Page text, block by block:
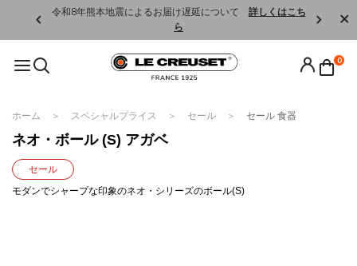
令和8年熊本地震によるお届け遅延について 詳しくはこち
ら
0
ホーム スペシャルプライス セール セール 食器
ネオ・ボール (S) アガベ
セール
モダンでシャープな印象のネオ・シリーズのボール(S)